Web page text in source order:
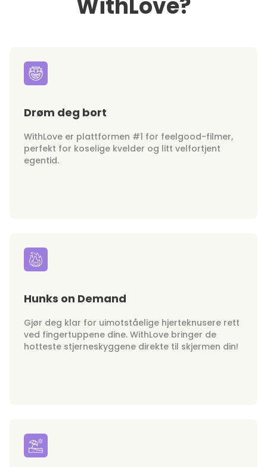
WithLove?
Drøm deg bort
WithLove er plattformen #1 for feelgood-filmer,
perfekt for koselige kvelder og litt velfortjent
egentid.
Hunks on Demand
Gjør deg klar for uimotståelige hjerteknusere rett
ved fingertuppene dine. WithLove bringer de
hotteste stjerneskyggene direkte til skjermen din!